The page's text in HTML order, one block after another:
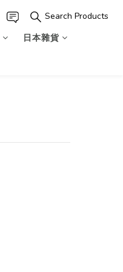
Search Products
日本雜貨